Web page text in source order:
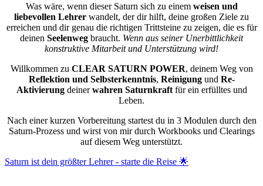
Was wäre, wenn dieser Saturn sich zu einem weisen und
liebevollen Lehrer wandelt, der dir hilft, deine großen Ziele zu
erreichen und dir genau die richtigen Trittsteine zu zeigen, die es für
deinen Seelenweg braucht. Wenn aus seiner Unerbittlichkeit
konstruktive Mitarbeit und Unterstützung wird!
Willkommen zu CLEAR SATURN POWER, deinem Weg von
Reflektion und Selbsterkenntnis, Reinigungund Re-
Aktivierungdeinerwahren Saturnkraftfür ein erfülltes und
Leben.
Nach einer kurzen Vorbereitung startest du in 3 Modulen durch den
Saturn-Prozess und wirst von mir durch Workbooks und Clearings
auf diesem Weg unterstützt.
Saturn ist dein größter Lehrer - starte die Reise 🌟